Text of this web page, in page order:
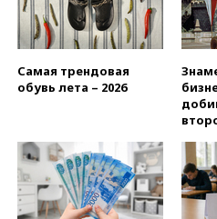
Самая трендовая
обувь лета – 2026